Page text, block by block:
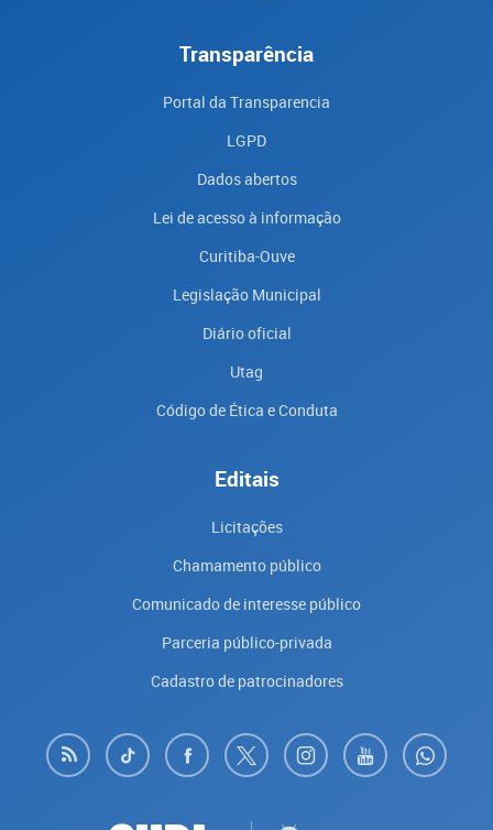
Transparência
Portal da Transparencia
LGPD
Dados abertos
Lei de acesso à informação
Curitiba-Ouve
Legislação Municipal
Diário oficial
Utag
Código de Ética e Conduta
Editais
Licitações
Chamamento público
Comunicado de interesse público
Parceria público-privada
Cadastro de patrocinadores